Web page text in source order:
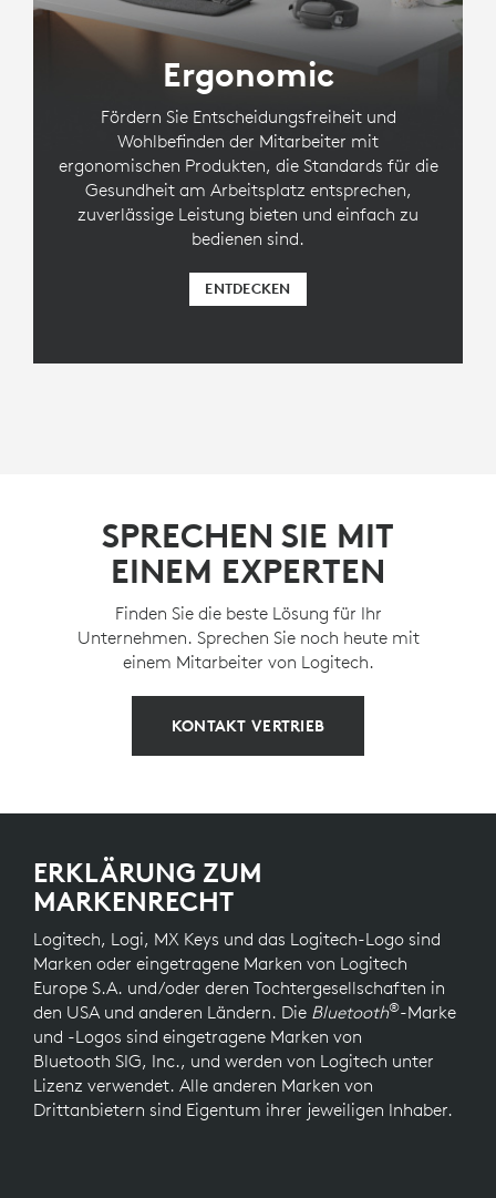
Ergonomic
Fördern Sie Entscheidungsfreiheit und
Wohlbefinden der Mitarbeiter mit
ergonomischen Produkten, die Standards für die
Gesundheit am Arbeitsplatz entsprechen,
zuverlässige Leistung bieten und einfach zu
bedienen sind.
ENTDECKEN
SPRECHEN SIE MIT
EINEM EXPERTEN
Finden Sie die beste Lösung für Ihr
Unternehmen. Sprechen Sie noch heute mit
einem Mitarbeiter von Logitech.
KONTAKT VERTRIEB
ERKLÄRUNG ZUM
MARKENRECHT
Logitech, Logi, MX Keys und das Logitech-Logo sind
Marken oder eingetragene Marken von Logitech
Europe S.A. und/oder deren Tochtergesellschaften in
den USA und anderen Ländern. Die Bluetooth®-Marke
und -Logos sind eingetragene Marken von
Bluetooth SIG, Inc., und werden von Logitech unter
Lizenz verwendet. Alle anderen Marken von
Drittanbietern sind Eigentum ihrer jeweiligen Inhaber.